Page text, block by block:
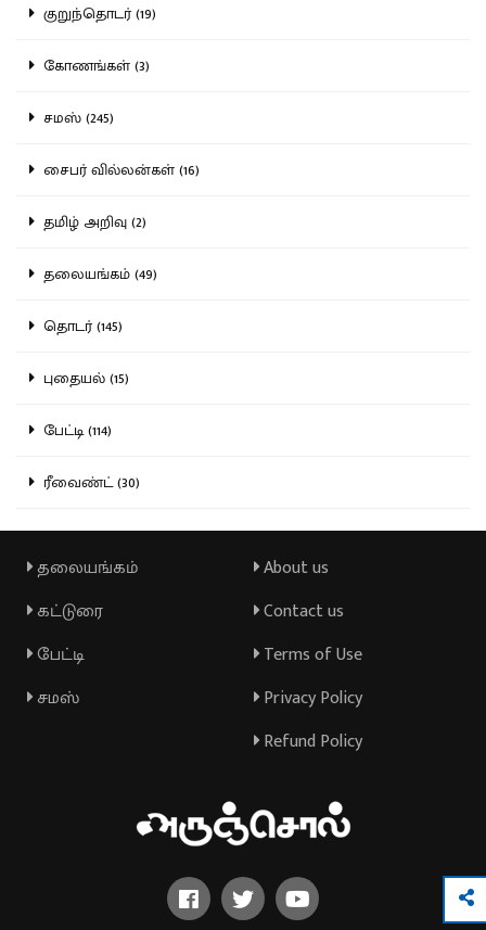
குறுந்தொடர் (19)
கோணங்கள் (3)
சமஸ் (245)
சைபர் வில்லன்கள் (16)
தமிழ் அறிவு (2)
தலையங்கம் (49)
தொடர் (145)
புதையல் (15)
பேட்டி (114)
ரீவைண்ட் (30)
தலையங்கம்
கட்டுரை
பேட்டி
சமஸ்
About us
Contact us
Terms of Use
Privacy Policy
Refund Policy